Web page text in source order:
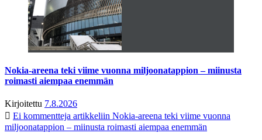
Nokia-areena teki viime vuonna miljoonatappion – miinusta
roimasti aiempaa enemmän
Kirjoitettu 7.8.2026
Ei kommentteja artikkeliin Nokia-areena teki viime vuonna
miljoonatappion – miinusta roimasti aiempaa enemmän